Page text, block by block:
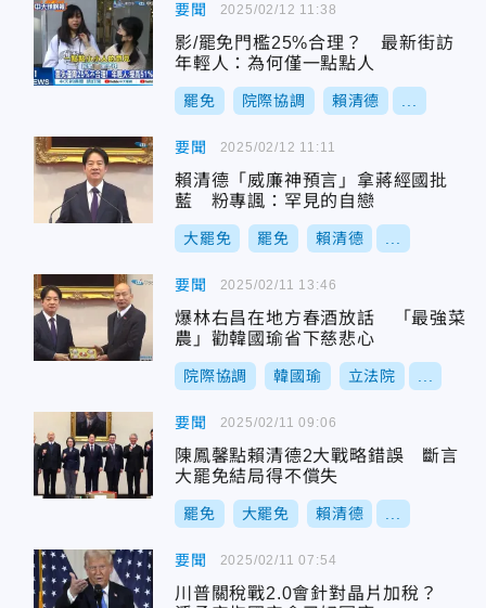
要聞
影/罷免門檻25%合理？ 最新街訪
年輕人：為何僅一點點人
罷免 院際協調 賴清德
2025/02/12 11:38
要聞
賴清德「威廉神預言」拿蔣經國批
藍 粉專諷：罕見的自戀
大罷免 罷免 賴清德
2025/02/12 11:11
要聞
爆林右昌在地方春酒放話 「最強菜
農」勸韓國瑜省下慈悲心
院際協調 韓國瑜 立法院
2025/02/11 13:46
要聞
陳鳳馨點賴清德2大戰略錯誤 斷言
大罷免結局得不償失
罷免 大罷免 賴清德
2025/02/11 09:06
要聞
川普關稅戰2.0會針對晶片加稅？
2025/02/11 07:54